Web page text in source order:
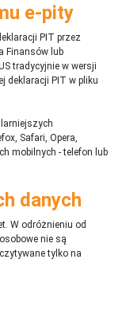
e-pity
PIT przez
Finansów lub
tradycyjnie w wersji
deklaracji PIT w pliku
Safari, Opera,
mobilnych - telefon lub
danych
W odróżnieniu od
nie są
tylko na